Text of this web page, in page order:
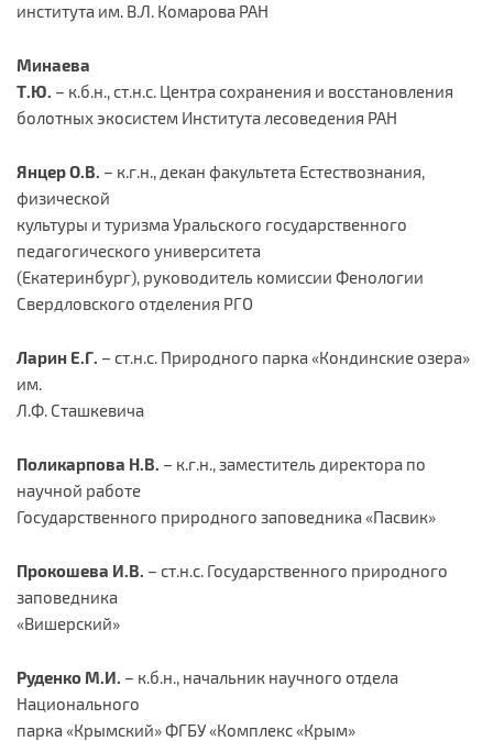
института им. В.Л. Комарова РАН
Минаева
Т.Ю. – к.б.н., ст.н.с. Центра сохранения и восстановления
болотных экосистем Института лесоведения РАН
Янцер О.В. – к.г.н., декан факультета Естествознания,
физической
культуры и туризма Уральского государственного
педагогического университета
(Екатеринбург), руководитель комиссии Фенологии
Свердловского отделения РГО
Ларин Е.Г. – ст.н.с. Природного парка «Кондинские озера»
им.
Л.Ф. Сташкевича
Поликарпова Н.В. – к.г.н., заместитель директора по
научной работе
Государственного природного заповедника «Пасвик»
Прокошева И.В. – ст.н.с. Государственного природного
заповедника
«Вишерский»
Руденко М.И. – к.б.н., начальник научного отдела
Национального
парка «Крымский» ФГБУ «Комплекс «Крым»